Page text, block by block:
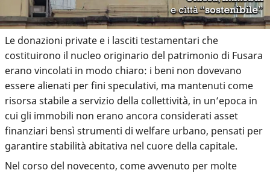
Le donazioni private e i lasciti testamentari che
costituirono il nucleo originario del patrimonio di Fusara
erano vincolati in modo chiaro: i beni non dovevano
essere alienati per fini speculativi, ma mantenuti come
risorsa stabile a servizio della collettività, in un’epoca in
cui gli immobili non erano ancora considerati asset
finanziari bensì strumenti di welfare urbano, pensati per
garantire stabilità abitativa nel cuore della capitale.
Nel corso del novecento, come avvenuto per molte